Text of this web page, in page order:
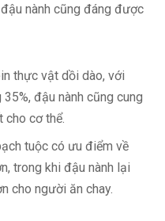
nành cũng đáng được
thực vật dồi dào, với
đậu nành cũng cung
cho cơ thể.
tuộc có ưu điểm về
trong khi đậu nành lại
cho người ăn chay.